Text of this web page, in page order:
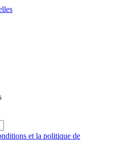
et la politique de